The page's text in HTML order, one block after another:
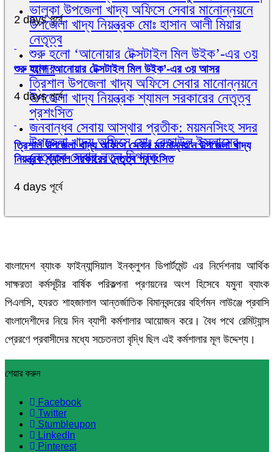
ভালুকা উপজেলা খাদ্য অফিসে সেবার মানোন্নয়নে
উপজেলা খাদ্য নিয়ন্ত্রক মোঃ হাসান আলী মিয়ার
নেতৃত্ব
শুরু হলো ‘আনোয়ার টেক্সটাইল মিল উইক’-এর ৩য়
আসর
ত্রিশাল উপজেলা খাদ্য অফিসে সেবার মানোন্নয়নে
উপজেলা খাদ্য নিয়ন্ত্রক শ্যামল সরকারের নেতৃত্ব
প্রশংসিত
জনবান্ধব সেবায় আস্থার প্রতীক: ময়মনসিংহ সদর
উপজেলা খাদ্য অফিসে মোঃ রেজাউল ইসলামের
নেতৃত্বে সেবার নতুন দিগন্ত
2 days পূর্বে
শুরু হলো ‘আনোয়ার টেক্সটাইল মিল উইক’-এর ৩য় আসর
4 days পূর্বে
ত্রিশাল উপজেলা খাদ্য অফিসে সেবার মানোন্নয়নে উপজেলা খাদ্য
নিয়ন্ত্রক শ্যামল সরকারের নেতৃত্ব প্রশংসিত
4 days পূর্বে
বাংলাদেশ ব্যাংক ফাইন্যান্সিয়াল ইনক্লুশন ডিপার্টমেন্ট এর নির্দেশনায় আর্থিক
সাক্ষরতা কর্মসূচীর বার্ষিক পরিকল্পনা প্রণয়নের অংশ হিসেবে যমুনা ব্যাংক
পিএলসি, হযরত শাহজালাল আন্তর্জাতিক বিমানবন্দরের বহির্গমন লাউঞ্জে প্রবাসি
বাংলাদেশীদের নিয়ে দিন ব্যাপী কর্মশালার আয়োজন করে। বৈধ পথে রেমিট্যান্স
প্রেরণে প্রবাসীদের মধ্যে সচেতনতা বৃদ্ধি ছিল এই কর্মশালার মূল উদ্দেশ্য।
শেয়ার করুন
Facebook
Twitter
Stumbleupon
LinkedIn
Pinterest